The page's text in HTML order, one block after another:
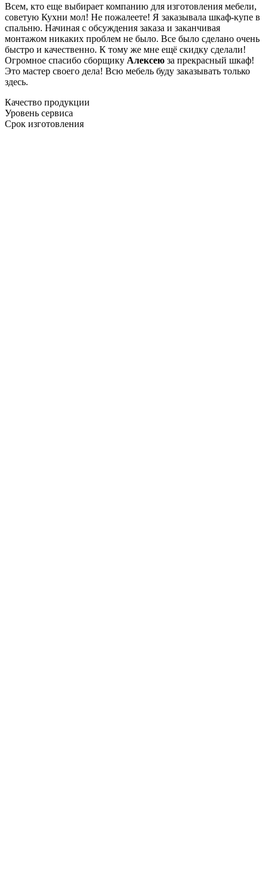
Всем, кто еще выбирает компанию для изготовления мебели,
советую Кухни мол! Не пожалеете! Я заказывала шкаф-купе в
спальню. Начиная с обсуждения заказа и заканчивая
монтажом никаких проблем не было. Все было сделано очень
быстро и качественно. К тому же мне ещё скидку сделали!
Огромное спасибо сборщику Алексею за прекрасный шкаф!
Это мастер своего дела! Всю мебель буду заказывать только
здесь.
Качество продукции
Уровень сервиса
Срок изготовления